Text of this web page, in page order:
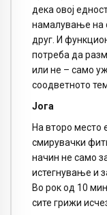
дека овој
намалување на
друг. И
потреба да
или не – само
соодветното
Јога
На второ место
смирувачки
начин не само
истегнување и
Во рок од 10
сите грижи